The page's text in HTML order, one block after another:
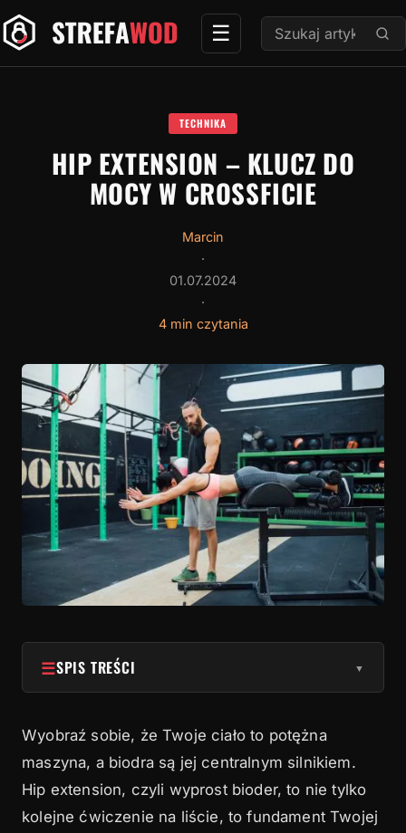
Przejdź
do
☰ Szukaj:
TECHNIKA
HIP EXTENSION – KLUCZ DO
MOCY W CROSSFICIE
Marcin
·
01.07.2024
·
4 min czytania
☰SPIS TREŚCI ▼
swojego ciała
2 Jak wykonać idealne hip extension na GHD?
3
Hip extension na GHD vs ławka rzymska – co
Wyobraź sobie, że Twoje ciało to potężna
maszyna, a biodra są jej centralnym silnikiem.
Hip extension, czyli wyprost bioder, to nie tylko
kolejne ćwiczenie na liście, to fundament Twojej